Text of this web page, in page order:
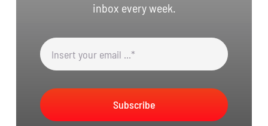
inbox every week.
Subscribe